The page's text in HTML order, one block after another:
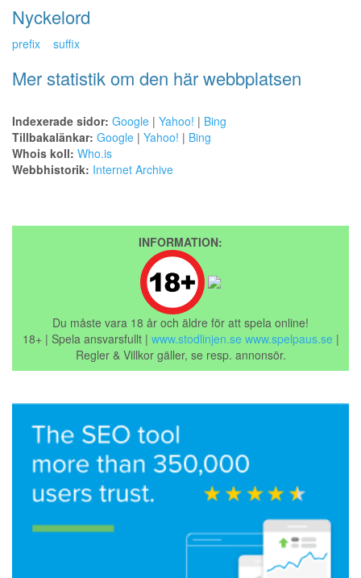
Nyckelord
prefix suffix
Mer statistik om den här webbplatsen
Indexerade sidor: Google | Yahoo! | Bing
Tillbakalänkar: Google | Yahoo! | Bing
Whois koll: Who.is
Webbhistorik: Internet Archive
INFORMATION:
Du måste vara 18 år och äldre för att spela online!
18+ | Spela ansvarsfullt | www.stodlinjen.se www.spelpaus.se |
Regler & Villkor gäller, se resp. annonsör.